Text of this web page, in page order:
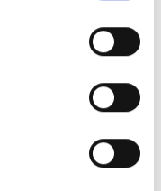
MEER INFORMATIE